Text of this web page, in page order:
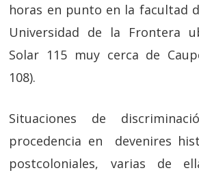
horas en punto en la facultad
Universidad de la Frontera
Solar 115 muy cerca de
108).
Situaciones de
procedencia en devenires
postcoloniales, varias de